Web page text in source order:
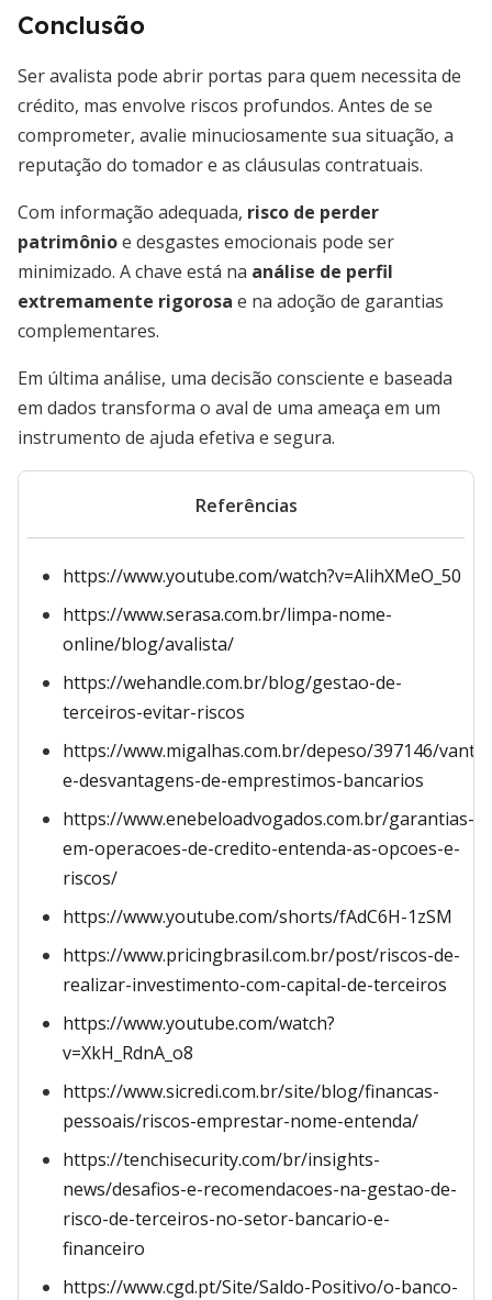
Conclusão
Ser avalista pode abrir portas para quem necessita de
crédito, mas envolve riscos profundos. Antes de se
comprometer, avalie minuciosamente sua situação, a
reputação do tomador e as cláusulas contratuais.
Com informação adequada, risco de perder
patrimônioe desgastes emocionais pode ser
minimizado. A chave está na análise de perfil
extremamente rigorosa e na adoção de garantias
complementares.
Em última análise, uma decisão consciente e baseada
em dados transforma o aval de uma ameaça em um
instrumento de ajuda efetiva e segura.
Referências
https://www.youtube.com/watch?v=AlihXMeO_50
https://www.serasa.com.br/limpa-nome-
online/blog/avalista/
https://wehandle.com.br/blog/gestao-de-
terceiros-evitar-riscos
https://www.migalhas.com.br/depeso/397146/
e-desvantagens-de-emprestimos-bancarios
https://www.enebeloadvogados.com.br/garantias-
em-operacoes-de-credito-entenda-as-opcoes-e-
riscos/
https://www.youtube.com/shorts/fAdC6H-1zSM
https://www.pricingbrasil.com.br/post/riscos-de-
realizar-investimento-com-capital-de-terceiros
https://www.youtube.com/watch?
v=XkH_RdnA_o8
https://www.sicredi.com.br/site/blog/financas-
pessoais/riscos-emprestar-nome-entenda/
https://tenchisecurity.com/br/insights-
news/desafios-e-recomendacoes-na-gestao-de-
risco-de-terceiros-no-setor-bancario-e-
financeiro
https://www.cgd.pt/Site/Saldo-Positivo/o-banco-